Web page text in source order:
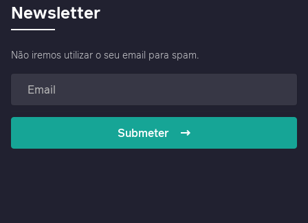
Newsletter
Não iremos utilizar o seu email para spam.
Submeter